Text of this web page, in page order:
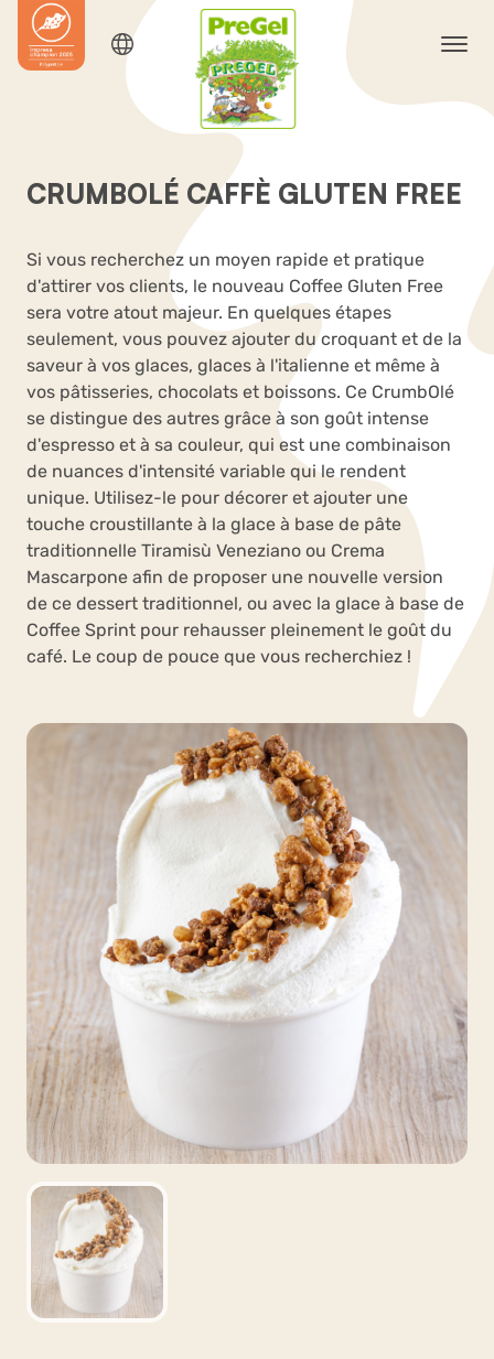
CRUMBOLÉ CAFFÈ GLUTEN FREE
Si vous recherchez un moyen rapide et pratique
d'attirer vos clients, le nouveau Coffee Gluten Free
sera votre atout majeur. En quelques étapes
seulement, vous pouvez ajouter du croquant et de la
saveur à vos glaces, glaces à l'italienne et même à
vos pâtisseries, chocolats et boissons. Ce CrumbOlé
se distingue des autres grâce à son goût intense
d'espresso et à sa couleur, qui est une combinaison
de nuances d'intensité variable qui le rendent
unique. Utilisez-le pour décorer et ajouter une
touche croustillante à la glace à base de pâte
traditionnelle Tiramisù Veneziano ou Crema
Mascarpone afin de proposer une nouvelle version
de ce dessert traditionnel, ou avec la glace à base de
Coffee Sprint pour rehausser pleinement le goût du
café. Le coup de pouce que vous recherchiez !